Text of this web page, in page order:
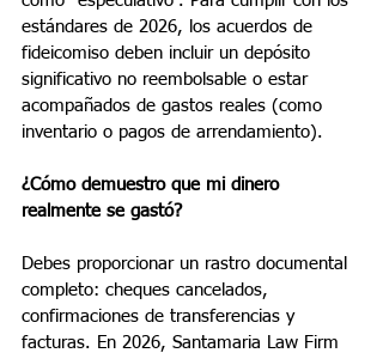
estándares de 2026, los acuerdos de
fideicomiso deben incluir un depósito
significativo no reembolsable o estar
acompañados de gastos reales (como
inventario o pagos de arrendamiento).
¿Cómo demuestro que mi dinero
realmente se gastó?
Debes proporcionar un rastro documental
completo: cheques cancelados,
confirmaciones de transferencias y
facturas. En 2026, Santamaria Law Firm